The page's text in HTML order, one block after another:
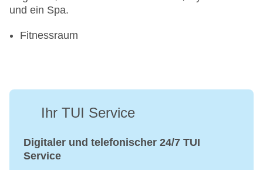
und ein Spa.
Fitnessraum
Ihr TUI Service
Digitaler und telefonischer 24/7 TUI
Service